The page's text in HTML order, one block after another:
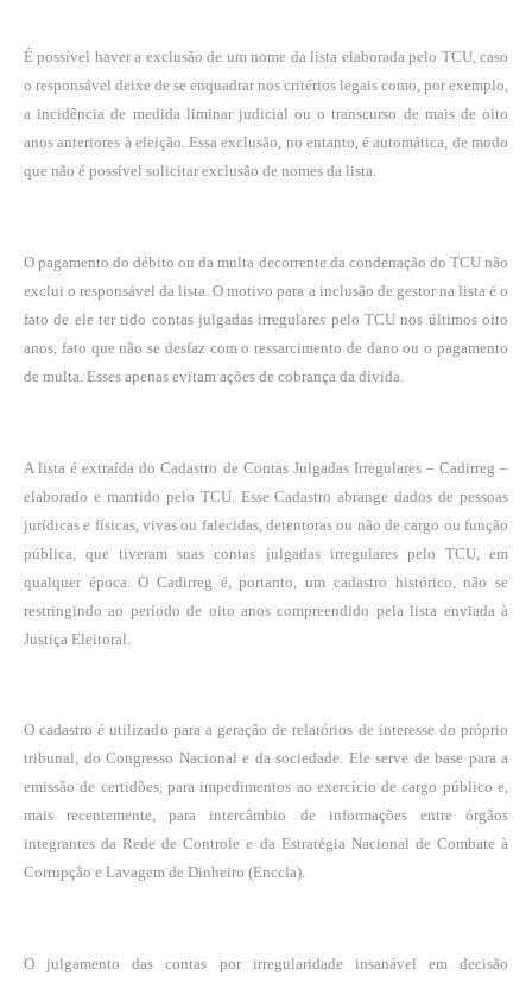
É possível haver a exclusão de um nome da lista elaborada pelo TCU, caso
o responsável deixe de se enquadrar nos critérios legais como, por exemplo,
a incidência de medida liminar judicial ou o transcurso de mais de oito
anos anteriores à eleição. Essa exclusão, no entanto, é automática, de modo
que não é possível solicitar exclusão de nomes da lista.
O pagamento do débito ou da multa decorrente da condenação do TCU não
exclui o responsável da lista. O motivo para a inclusão de gestor na lista é o
fato de ele ter tido contas julgadas irregulares pelo TCU nos últimos oito
anos, fato que não se desfaz com o ressarcimento de dano ou o pagamento
de multa. Esses apenas evitam ações de cobrança da dívida.
A lista é extraída do Cadastro de Contas Julgadas Irregulares – Cadirreg –
elaborado e mantido pelo TCU. Esse Cadastro abrange dados de pessoas
jurídicas e físicas, vivas ou falecidas, detentoras ou não de cargo ou função
pública, que tiveram suas contas julgadas irregulares pelo TCU, em
qualquer época. O Cadirreg é, portanto, um cadastro histórico, não se
restringindo ao período de oito anos compreendido pela lista enviada à
Justiça Eleitoral.
O cadastro é utilizado para a geração de relatórios de interesse do próprio
tribunal, do Congresso Nacional e da sociedade. Ele serve de base para a
emissão de certidões, para impedimentos ao exercício de cargo público e,
mais recentemente, para intercâmbio de informações entre órgãos
integrantes da Rede de Controle e da Estratégia Nacional de Combate à
Corrupção e Lavagem de Dinheiro (Enccla).
O julgamento das contas por irregularidade insanável em decisão